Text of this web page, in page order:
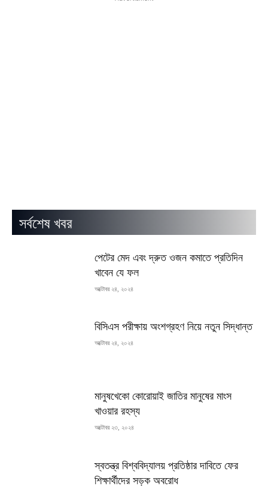
সর্বশেষ খবর
পেটের মেদ এবং দ্রুত ওজন কমাতে প্রতিদিন
খাবেন যে ফল
অক্টোবর ২৪, ২০২৪
বিসিএস পরীক্ষায় অংশগ্রহণ নিয়ে নতুন সিদ্ধান্ত
অক্টোবর ২৪, ২০২৪
মানুষখেকো কোরোয়াই জাতির মানুষের মাংস
খাওয়ার রহস্য
অক্টোবর ২৩, ২০২৪
স্বতন্ত্র বিশ্ববিদ্যালয় প্রতিষ্ঠার দাবিতে ফের
শিক্ষার্থীদের সড়ক অবরোধ